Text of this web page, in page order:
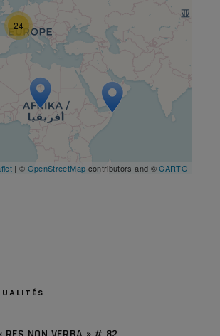
Travelers' Map is loading...
you see this after your page is
loaded completely, leafletJS
files are missing.
24
| © OpenStreetMap contributors and ©CARTO